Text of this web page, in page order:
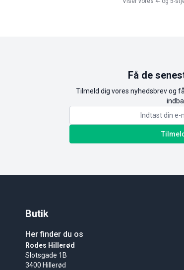
Få de
Tilmeld dig vores nyhedsbrev og
Butik
Her finder du os
Rodes Hillerød
Slotsgade 1B
3400 Hillerød